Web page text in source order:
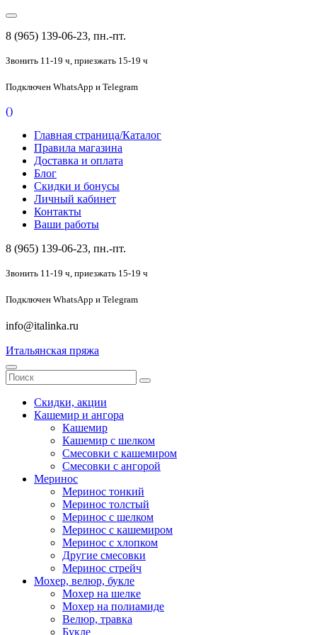
8 (965) 139-06-23, пн.-пт.
Звонить 11-19 ч, приезжать 15-19 ч
Подключен WhatsApp и Telegram
()
Главная страница/Каталог
Правила магазина
Доставка и оплата
Блог
Скидки и бонусы
Личный кабинет
Контакты
Ваши работы
8 (965) 139-06-23, пн.-пт.
Звонить 11-19 ч, приезжать 15-19 ч
Подключен WhatsApp и Telegram
info@italinka.ru
Итальянская пряжа
Скидки, акции
Кашемир и ангора
Кашемир
Кашемир с шелком
Смесовки с кашемиром
Смесовки с ангорой
Меринос
Меринос тонкий
Меринос толстый
Меринос с шелком
Меринос с кашемиром
Меринос с хлопком
Другие смесовки
Меринос стрейч
Мохер, велюр, букле
Мохер на шелке
Мохер на полиамиде
Велюр, травка
Букле